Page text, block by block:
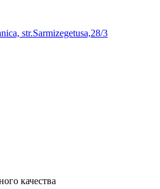
str.Sarmizegetusa,28/3
качества